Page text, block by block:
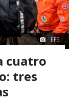
EFE.
cuatro
tres